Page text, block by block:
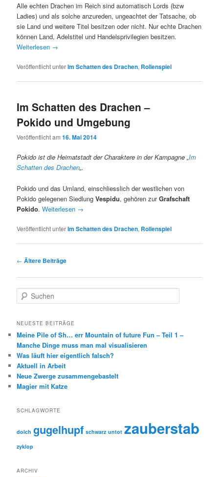
Alle echten Drachen im Reich sind automatisch Lords (bzw
Ladies) und als solche anzureden, ungeachtet der Tatsache, ob
sie Land und weitere Titel besitzen oder nicht. Nur echte Drachen
können Land, Adelstitel und Handelsprivilegien besitzen.
Weiterlesen →
Veröffentlicht unterIm Schatten des Drachen, Rollenspiel
Im Schatten des Drachen –
Pokido und Umgebung
Veröffentlicht am16. Mai 2014
Pokido ist die Heimatstadt der Charaktere in der Kampagne „Im
Schatten des Drachen„.
Pokido und das Umland, einschliesslich der westlichen von
Pokido gelegenen SiedlungVespidu, gehören zurGrafschaft
Pokido.Weiterlesen →
Veröffentlicht unterIm Schatten des Drachen, Rollenspiel
Beitragsnavigation
← Ältere Beiträge
u
h
n
NEUESTE BEITRÄGE
Meine Pile of Sh… err Mountain of future Fun – Teil 1 –
Manche Dinge muss man mal visualisieren
Was läuft hier eigentlich falsch?
Aktuell in Arbeit
Neue Zwerge zusammengebastelt
Magier mit Katze
SCHLAGWORTE
dolch gugelhupf schwarz untot zauberstab
zyklop
ARCHIV